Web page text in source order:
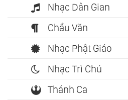
Nhạc Dân Gian
Chầu Văn
Nhạc Phật Giáo
Nhạc Trì Chú
Thánh Ca